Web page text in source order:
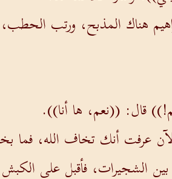
هناك المذبح، ورتب
قال: ((نعم، ها أنا)).
عرفت أنك تخاف الله،
بين الشجيرات، فأقبل على